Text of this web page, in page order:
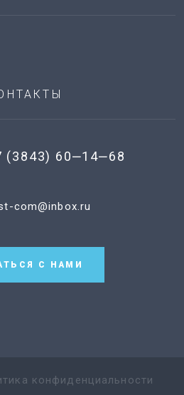
(3843) 60‒14‒68
com@inbox.ru
С НАМИ
конфиденциальности